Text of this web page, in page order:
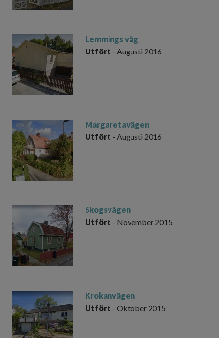
Lemmings väg
Utfört - Augusti 2016
Margaretavägen
Utfört - Augusti 2016
Skogsvägen
Utfört - November 2015
Krokanvägen
Utfört - Oktober 2015